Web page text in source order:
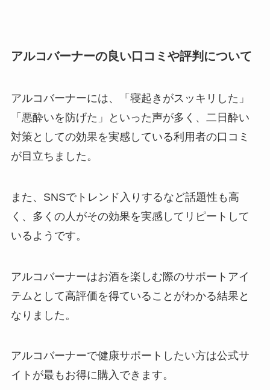
アルコバーナーの良い口コミや評判について
アルコバーナーには、「寝起きがスッキリした」
「悪酔いを防げた」といった声が多く、二日酔い
対策としての効果を実感している利用者の口コミ
が目立ちました。
また、SNSでトレンド入りするなど話題性も高
く、多くの人がその効果を実感してリピートして
いるようです。
アルコバーナーはお酒を楽しむ際のサポートアイ
テムとして高評価を得ていることがわかる結果と
なりました。
アルコバーナーで健康サポートしたい方は公式サ
イトが最もお得に購入できます。